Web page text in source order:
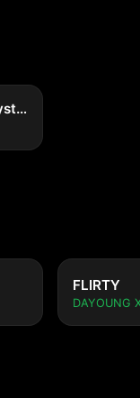
The World Is My Oyster
FLIRTY
DAYOUNG